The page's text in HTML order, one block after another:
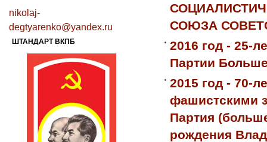
СОЮЗА
2016 год - 25-
Партии
2015 год - 70-
фашистскими
Партия
рождения
nikolaj-
degtyarenko@yandex.ru
ШТАНДАРТ ВКПБ